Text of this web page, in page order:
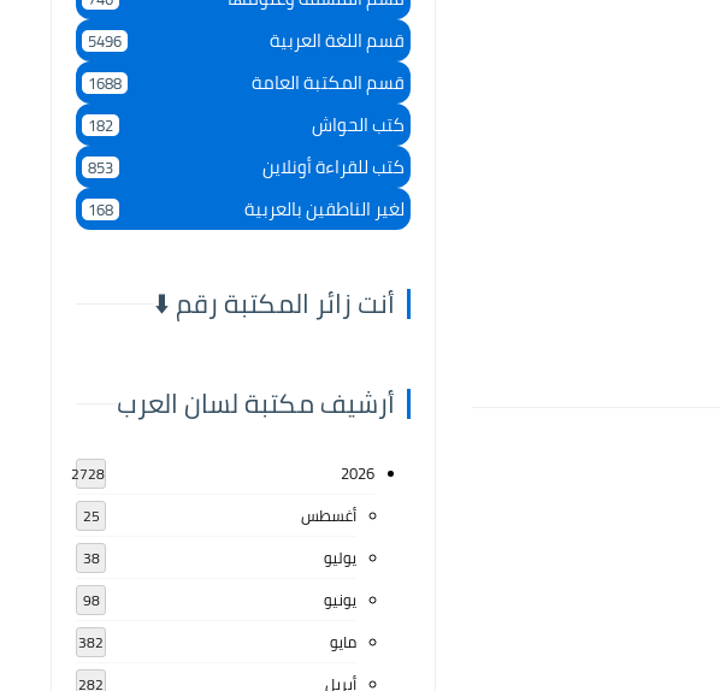
قسم اللغة العربية 5496
قسم المكتبة العامة 1688
كتب الحواش 182
كتب للقراءة أونلاين 853
لغير الناطقين بالعربية 168
أنت زائر المكتبة رقم ⬇️
أرشيف مكتبة لسان العرب
2026
2728
أغسطس 25
يوليو 38
يونيو 98
مايو 382
أبريل 282